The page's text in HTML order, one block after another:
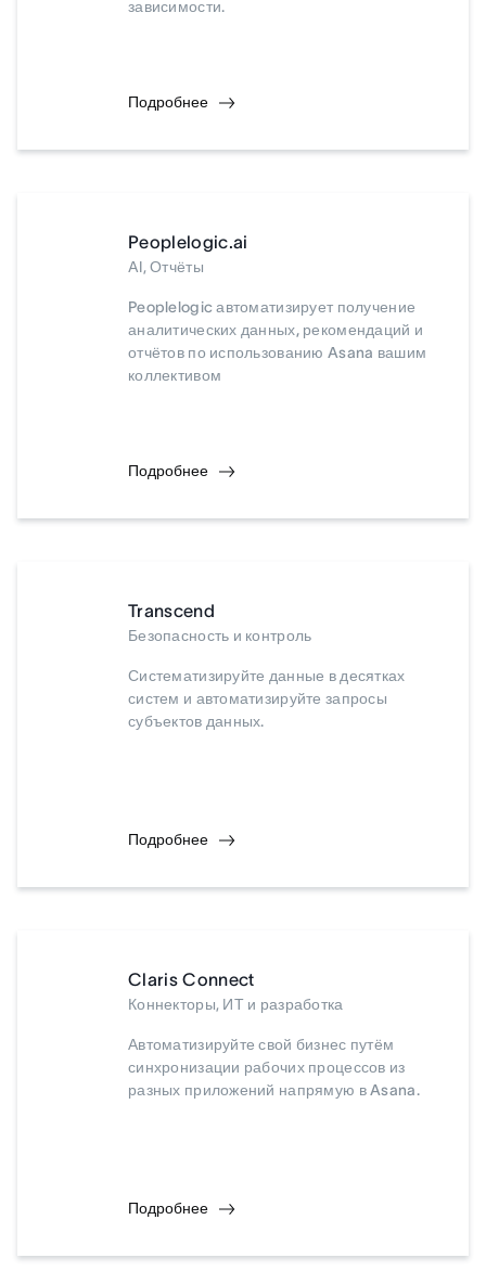
зависимости.
Подробнее
Peoplelogic.ai
AI, Отчёты
Peoplelogic автоматизирует получение
аналитических данных, рекомендаций и
отчётов по использованию Asana вашим
коллективом
Подробнее
Transcend
Безопасность и контроль
Систематизируйте данные в десятках
систем и автоматизируйте запросы
субъектов данных.
Подробнее
Claris Connect
Коннекторы, ИТ и разработка
Автоматизируйте свой бизнес путём
синхронизации рабочих процессов из
разных приложений напрямую в Asana.
Подробнее